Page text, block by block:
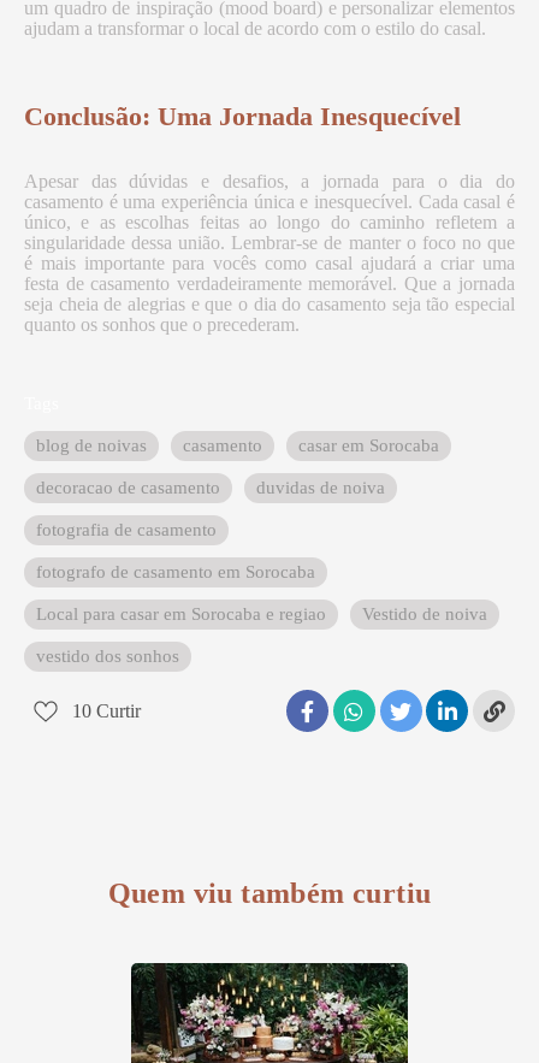
um quadro de inspiração (mood board) e personalizar elementos
ajudam a transformar o local de acordo com o estilo do casal.
Conclusão: Uma Jornada Inesquecível
Apesar das dúvidas e desafios, a jornada para o dia do
casamento é uma experiência única e inesquecível. Cada casal é
único, e as escolhas feitas ao longo do caminho refletem a
singularidade dessa união. Lembrar-se de manter o foco no que
é mais importante para vocês como casal ajudará a criar uma
festa de casamento verdadeiramente memorável. Que a jornada
seja cheia de alegrias e que o dia do casamento seja tão especial
quanto os sonhos que o precederam.
blog de noivas casamento casar em Sorocaba
decoracao de casamento duvidas de noiva
fotografia de casamento
fotografo de casamento em Sorocaba
Local para casar em Sorocaba e regiao Vestido de noiva
vestido dos sonhos
10 Curtir
Quem viu também curtiu